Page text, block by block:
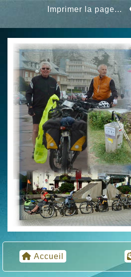
Imprimer la page...
Accueil